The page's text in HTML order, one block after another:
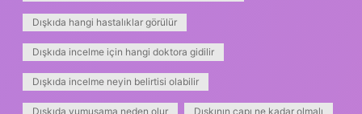
Dışkıda hangi hastalıklar görülür
Dışkıda incelme için hangi doktora gidilir
Dışkıda incelme neyin belirtisi olabilir
Dışkıda yumuşama neden olur Dışkının çapı ne kadar olmalı